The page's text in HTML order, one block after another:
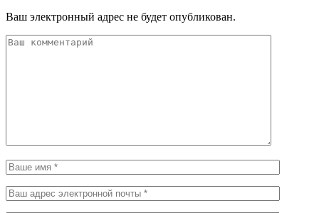
Ваш электронный адрес не будет опубликован.